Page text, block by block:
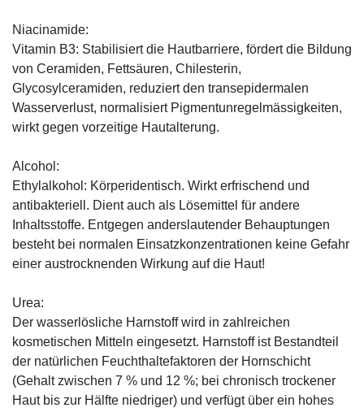
Niacinamide:
Vitamin B3: Stabilisiert die Hautbarriere, fördert die Bildung
von Ceramiden, Fettsäuren, Chilesterin,
Glycosylceramiden, reduziert den transepidermalen
Wasserverlust, normalisiert Pigmentunregelmässigkeiten,
wirkt gegen vorzeitige Hautalterung.
Alcohol:
Ethylalkohol: Körperidentisch. Wirkt erfrischend und
antibakteriell. Dient auch als Lösemittel für andere
Inhaltsstoffe. Entgegen anderslautender Behauptungen
besteht bei normalen Einsatzkonzentrationen keine Gefahr
einer austrocknenden Wirkung auf die Haut!
Urea:
Der wasserlösliche Harnstoff wird in zahlreichen
kosmetischen Mitteln eingesetzt. Harnstoff ist Bestandteil
der natürlichen Feuchthaltefaktoren der Hornschicht
(Gehalt zwischen 7 % und 12 %; bei chronisch trockener
Haut bis zur Hälfte niedriger) und verfügt über ein hohes